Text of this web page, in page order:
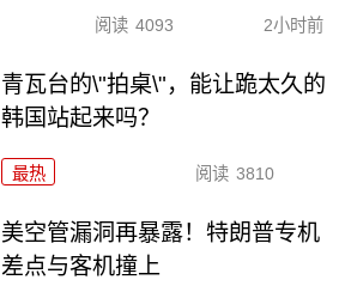
阅读 4093 2小时前
青瓦台的\"拍桌\"，能让跪太久的
韩国站起来吗？
最热 阅读 3810
美空管漏洞再暴露！特朗普专机
差点与客机撞上